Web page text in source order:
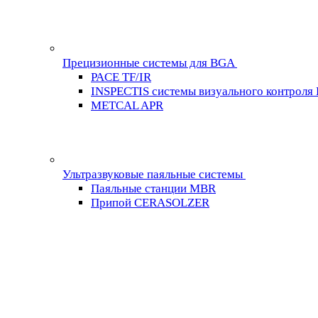
Прецизионные системы для BGA
PACE TF/IR
INSPECTIS системы визуального контроля
METCAL APR
Ультразвуковые паяльные системы
Паяльные станции MBR
Припой CERASOLZER